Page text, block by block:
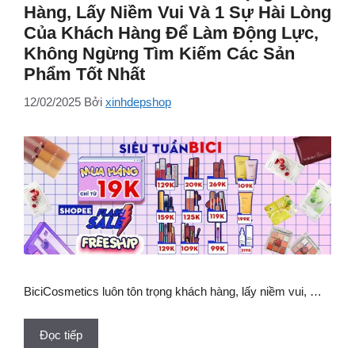
Hàng, Lấy Niềm Vui Và 1 Sự Hài Lòng
Của Khách Hàng Để Làm Động Lực,
Không Ngừng Tìm Kiếm Các Sản
Phẩm Tốt Nhất
12/02/2025 Bởi xinhdepshop
BiciCosmetics luôn tôn trọng khách hàng, lấy niềm vui, …
Đọc tiếp